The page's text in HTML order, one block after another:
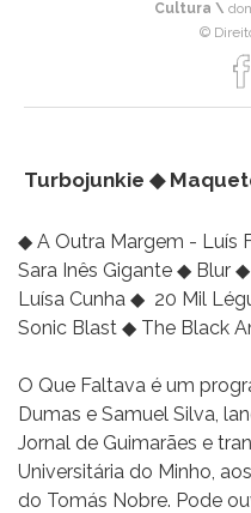
Cultura \
©
Turbojunkie ◆
◆ A Outra Margem - Luís
Sara Inês Gigante ◆ Blur
Luísa Cunha ◆ 20 Mil
Sonic Blast ◆ The Black
O Que Faltava é um
Dumas e Samuel Silva,
Jornal de Guimarães e
Universitária do Minho,
do Tomás Nobre. Pode